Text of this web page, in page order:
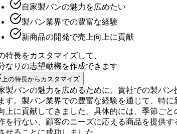
自家製パンの魅力を広めたい
製パン業界での豊富な経験
新商品の開発で売上向上に貢献
特長をカスタマイズして、
なりの志望動機を作成できます
上の特長からカスタマイズ
製パンの魅力を広めるために、貴社での製パ
す。製パン業界での豊富な経験を通じて、特
上に貢献してきました。具体的には、季節ご
を行ない、顧客のニーズに応える商品を提供す